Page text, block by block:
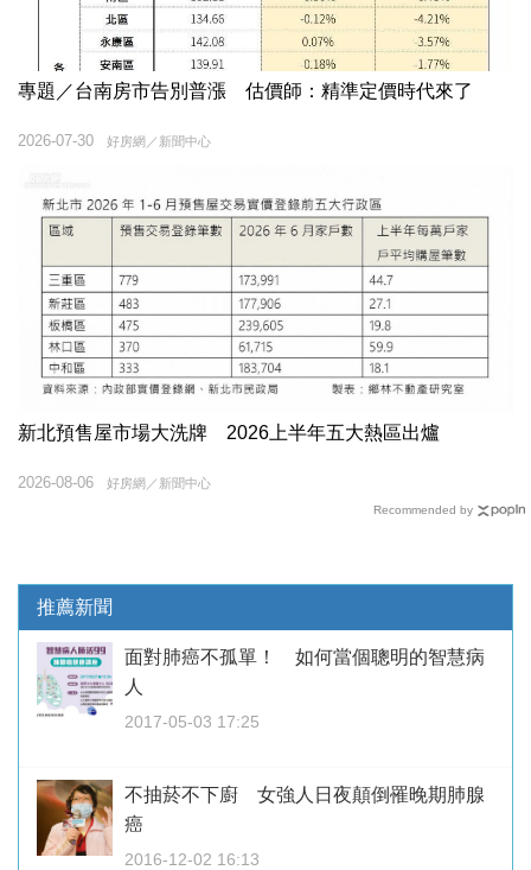
專題／台南房市告別普漲 估價師：精準定價時代來了
好房網／新聞中心
2026-07-30
新北預售屋市場大洗牌 2026上半年五大熱區出爐
好房網／新聞中心
2026-08-06
Recommended by
推薦新聞
面對肺癌不孤單！ 如何當個聰明的智慧病
人
2017-05-03 17:25
不抽菸不下廚 女強人日夜顛倒罹晚期肺腺
癌
2016-12-02 16:13